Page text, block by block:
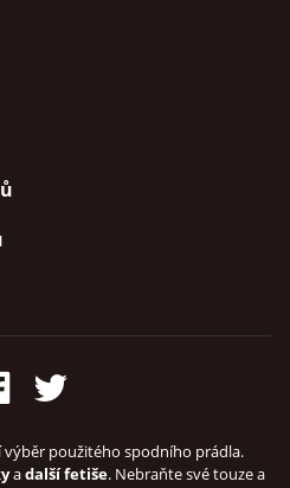
použitého spodního prádla.
adalší fetiše. Nebraňte své touze a